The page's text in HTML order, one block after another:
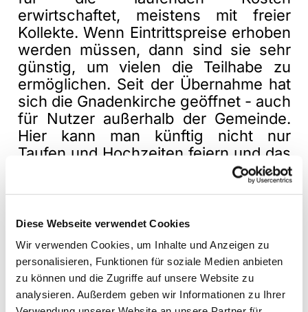
Diese Webseite verwendet Cookies
Wir verwenden Cookies, um Inhalte und Anzeigen zu
personalisieren, Funktionen für soziale Medien anbieten
zu können und die Zugriffe auf unsere Website zu
analysieren. Außerdem geben wir Informationen zu Ihrer
erwirtschaftet, meistens mit freier
Kollekte. Wenn Eintrittspreise erhoben
werden müssen, dann sind sie sehr
günstig, um vielen die Teilhabe zu
ermöglichen. Seit der Übernahme hat
sich die Gnadenkirche geöffnet - auch
für Nutzer außerhalb der Gemeinde.
Hier kann man künftig nicht nur
Taufen und Hochzeiten feiern und das
anschließende Fest auch gleich (im
Garten) ausrichten, sondern der Raum
Vorträge, Konzerte, Filmvorführungen
oder Ausstellungen zur Verfügung.
Wenn Sie in der Gnadenkirche gerne
eine Veranstaltung durchführen
würden, wenden Sie sich bitte an
Sabine Bornemann (Kontaktdaten